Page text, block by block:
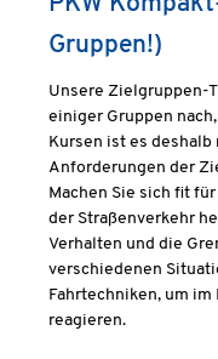
Gruppen!)
Unsere Zielgruppen-
einiger Gruppen
Kursen ist es
Anforderungen der
Machen Sie sich fit
der Straßenverkehr
Verhalten und die
verschiedenen
Fahrtechniken, um
reagieren.